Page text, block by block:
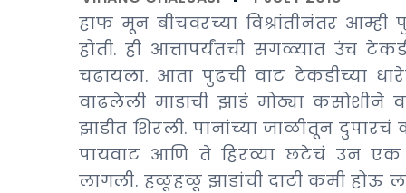
हाफ मून बीचवरच्या विश्रांतीनंतर
होती. ही आत्तापर्यंतची सगळ्यात उंच
चढायला. आता पुढची वाट टेकडीच्या
वाढलेली माडाची झाडं मोठ्या कसोशीने
झाडीत शिरली. पानांच्या जाळीतून
पायवाट आणि ते हिरव्या छटेचं उन एक
लागली. हळूहळू झाडांची दाटी कमी